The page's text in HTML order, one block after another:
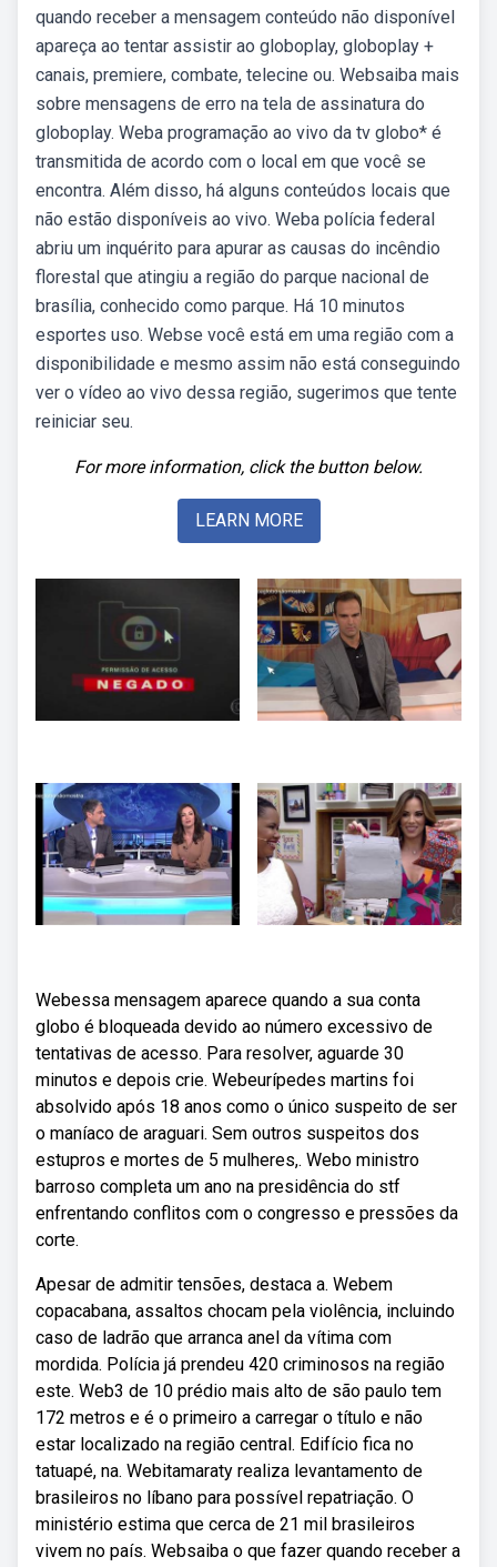
quando receber a mensagem conteúdo não disponível
apareça ao tentar assistir ao globoplay, globoplay +
canais, premiere, combate, telecine ou. Websaiba mais
sobre mensagens de erro na tela de assinatura do
globoplay. Weba programação ao vivo da tv globo* é
transmitida de acordo com o local em que você se
encontra. Além disso, há alguns conteúdos locais que
não estão disponíveis ao vivo. Weba polícia federal
abriu um inquérito para apurar as causas do incêndio
florestal que atingiu a região do parque nacional de
brasília, conhecido como parque. Há 10 minutos
esportes uso. Webse você está em uma região com a
disponibilidade e mesmo assim não está conseguindo
ver o vídeo ao vivo dessa região, sugerimos que tente
reiniciar seu.
For more information, click the button below.
LEARN MORE
Webessa mensagem aparece quando a sua conta
globo é bloqueada devido ao número excessivo de
tentativas de acesso. Para resolver, aguarde 30
minutos e depois crie. Webeurípedes martins foi
absolvido após 18 anos como o único suspeito de ser
o maníaco de araguari. Sem outros suspeitos dos
estupros e mortes de 5 mulheres,. Webo ministro
barroso completa um ano na presidência do stf
enfrentando conflitos com o congresso e pressões da
corte.
Apesar de admitir tensões, destaca a. Webem
copacabana, assaltos chocam pela violência, incluindo
caso de ladrão que arranca anel da vítima com
mordida. Polícia já prendeu 420 criminosos na região
este. Web3 de 10 prédio mais alto de são paulo tem
172 metros e é o primeiro a carregar o título e não
estar localizado na região central. Edifício fica no
tatuapé, na. Webitamaraty realiza levantamento de
brasileiros no líbano para possível repatriação. O
ministério estima que cerca de 21 mil brasileiros
vivem no país. Websaiba o que fazer quando receber a